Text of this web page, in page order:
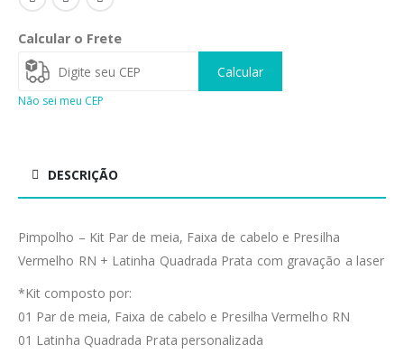
Calcular o Frete
Calcular
Não sei meu CEP
DESCRIÇÃO
Pimpolho – Kit Par de meia, Faixa de cabelo e Presilha
Vermelho RN + Latinha Quadrada Prata com gravação a laser
*Kit composto por:
01 Par de meia, Faixa de cabelo e Presilha Vermelho RN
01 Latinha Quadrada Prata personalizada